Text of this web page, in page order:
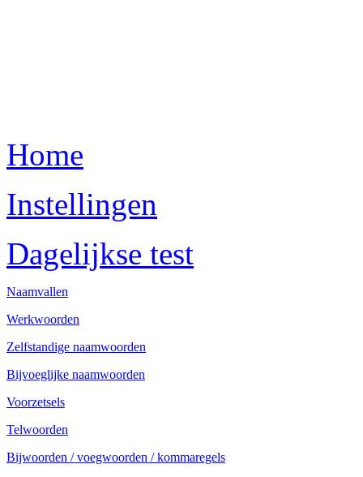
Home
Instellingen
Dagelijkse test
Naamvallen
Werkwoorden
Zelfstandige naamwoorden
Bijvoeglijke naamwoorden
Voorzetsels
Telwoorden
Bijwoorden / voegwoorden / kommaregels